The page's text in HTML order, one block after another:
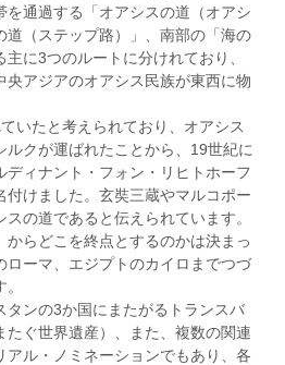
を通過する「オアシスの道（オアシ
道（ステップ路）」、南部の「海の
に3つのルートに分けれており、
央アジアのオアシス民族が東西に物
いたと考えられており、オアシス
クが運ばれたことから、19世紀に
ディナント・フォン・リヒトホーフ
付けました。玄奘三蔵やマルコポー
の道であると伝えられています。
からどこを終点とするのかは決まっ
ローマ、エジプトのカイロまでつづ
タンの3か国にまたがるトランスバ
たぐ世界遺産）、また、複数の関連
アル・ノミネーションでもあり、各